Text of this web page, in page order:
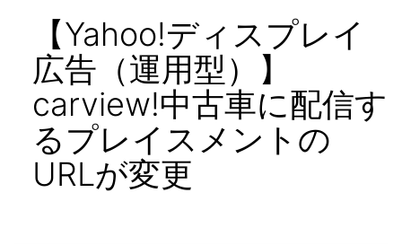
【Yahoo!ディスプレイ
広告（運用型）】
carview!中古車に配信す
るプレイスメントの
URLが変更